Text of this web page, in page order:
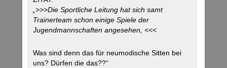
„>>>Die Sportliche Leitung hat sich samt
Trainerteam schon einige Spiele der
Jugendmannschaften angesehen, <<<
Was sind denn das für neumodische Sitten bei
uns? Dürfen die das??“